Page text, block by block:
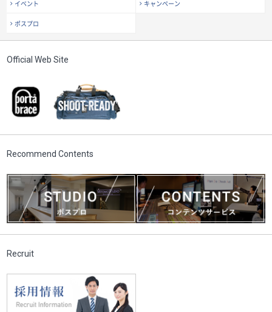
イベント キャンペーン
ポスプロ
Official Web Site
Recommend Contents
Recruit